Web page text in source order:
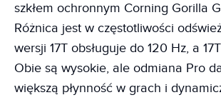
szkłem ochronnym Corning Gorilla
Różnica jest w częstotliwości
wersji 17T obsługuje do 120 Hz, a
Obie są wysokie, ale odmiana Pro
większą płynność w grach i